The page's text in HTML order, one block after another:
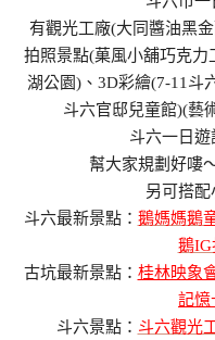
有觀光工廠(大同醬油黑
拍照景點(菓風小舖巧克
湖公園)、3D彩繪(7-11斗
斗六官邸兒童館)(藝
斗六一日遊
幫大家規劃好嘍
另可搭配
斗六最新景點： 鵝媽媽鵝
鵝IG
古坑最新景點： 桂林映象
記憶
斗六景點： 斗六觀光